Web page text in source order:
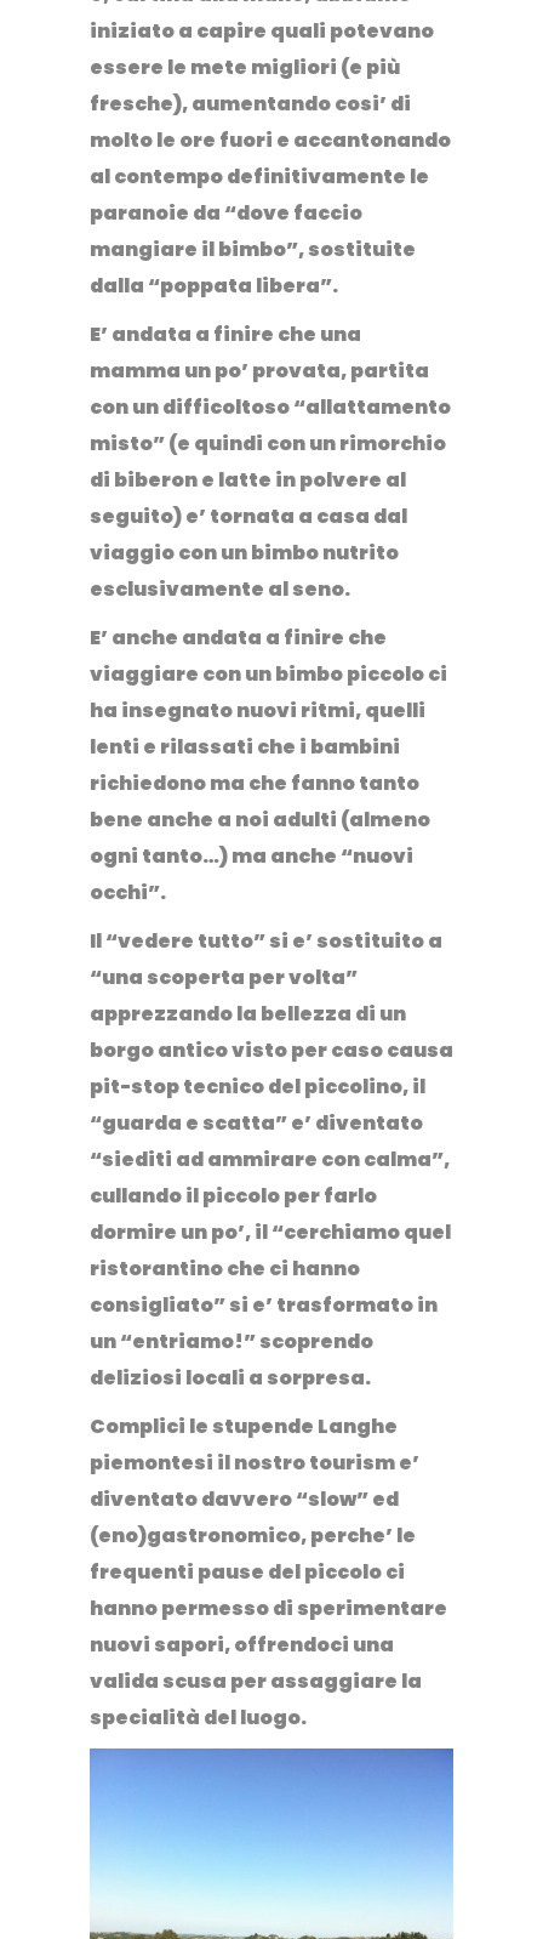
iniziato a capire quali potevano
essere le mete migliori (e più
fresche), aumentando cosi’ di
molto le ore fuori e accantonando
al contempo definitivamente le
paranoie da “dove faccio
mangiare il bimbo”, sostituite
dalla “poppata libera”.
E’ andata a finire che una
mamma un po’ provata, partita
con un difficoltoso “allattamento
misto” (e quindi con un rimorchio
di biberon e latte in polvere al
seguito) e’ tornata a casa dal
viaggio con un bimbo nutrito
esclusivamente al seno.
E’ anche andata a finire che
viaggiare con un bimbo piccolo ci
ha insegnato nuovi ritmi, quelli
lenti e rilassati che i bambini
richiedono ma che fanno tanto
bene anche a noi adulti (almeno
ogni tanto…) ma anche “nuovi
occhi”.
Il “vedere tutto” si e’ sostituito a
“una scoperta per volta”
apprezzando la bellezza di un
borgo antico visto per caso causa
pit-stop tecnico del piccolino, il
“guarda e scatta” e’ diventato
“siediti ad ammirare con calma”,
cullando il piccolo per farlo
dormire un po’, il “cerchiamo quel
ristorantino che ci hanno
consigliato” si e’ trasformato in
un “entriamo!” scoprendo
deliziosi locali a sorpresa.
Complici le stupende Langhe
piemontesi il nostro tourism e’
diventato davvero “slow”ed
(eno)gastronomico, perche’ le
frequenti pause del piccolo ci
hanno permesso di sperimentare
nuovi sapori, offrendoci una
valida scusa per assaggiare la
specialità del luogo.